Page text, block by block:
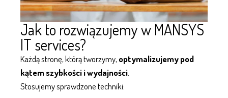
Jak to rozwiązujemy w MANSYS
IT services?
Każdą stronę, którą tworzymy, optymalizujemy pod
kątem szybkości i wydajności
Stosujemy sprawdzone techniki: